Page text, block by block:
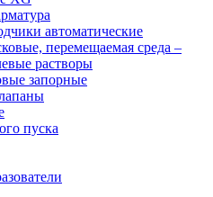
автоматические
перемещаемая среда –
растворы
запорные
пуска